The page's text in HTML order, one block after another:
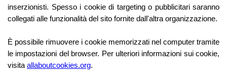
inserzionisti. Spesso i cookie di targeting o pubblicitari saranno
collegati alle funzionalità del sito fornite dall'altra organizzazione.
È possibile rimuovere i cookie memorizzati nel computer tramite
le impostazioni del browser. Per ulteriori informazioni sui cookie,
visita allaboutcookies.org.